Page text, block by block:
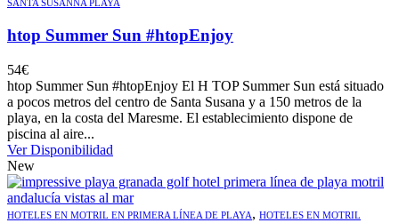
SANTA SUSANNA PLAYA
htop Summer Sun #htopEnjoy
54€
htop Summer Sun #htopEnjoy El H TOP Summer Sun está situado
a pocos metros del centro de Santa Susana y a 150 metros de la
playa, en la costa del Maresme. El establecimiento dispone de
piscina al aire...
Ver Disponibilidad
New
HOTELES EN MOTRIL EN PRIMERA LÍNEA DE PLAYA, HOTELES EN MOTRIL